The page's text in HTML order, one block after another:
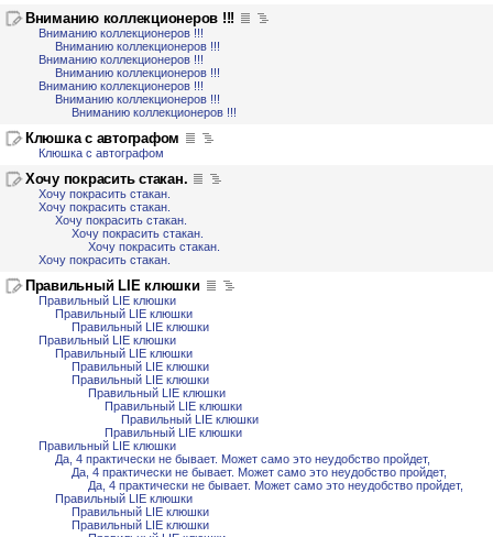
Вниманию коллекционеров !!!
Вниманию коллекционеров !!!
Вниманию коллекционеров !!!
Вниманию коллекционеров !!!
Вниманию коллекционеров !!!
Вниманию коллекционеров !!!
Вниманию коллекционеров !!!
Вниманию коллекционеров !!!
Клюшка с автографом
Клюшка с автографом
Хочу покрасить стакан.
Хочу покрасить стакан.
Хочу покрасить стакан.
Хочу покрасить стакан.
Хочу покрасить стакан.
Хочу покрасить стакан.
Хочу покрасить стакан.
Правильный LIE клюшки
Правильный LIE клюшки
Правильный LIE клюшки
Правильный LIE клюшки
Правильный LIE клюшки
Правильный LIE клюшки
Правильный LIE клюшки
Правильный LIE клюшки
Правильный LIE клюшки
Правильный LIE клюшки
Правильный LIE клюшки
Правильный LIE клюшки
Правильный LIE клюшки
Да, 4 практически не бывает. Может само это неудобство пройдет,
Да, 4 практически не бывает. Может само это неудобство пройдет,
Да, 4 практически не бывает. Может само это неудобство пройдет,
Правильный LIE клюшки
Правильный LIE клюшки
Правильный LIE клюшки